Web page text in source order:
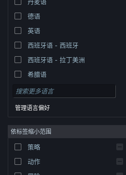
© Valve Corporation。保留所有权利。所有商标均为其在
律信息| 无障碍
德语
英语
西班牙语 - 西班牙
西班牙语 - 拉丁美洲
希腊语
管理语言偏好
依标签缩小范围
策略
动作